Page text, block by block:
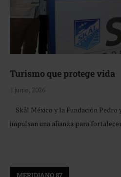
Turismo que protege vida
1 junio, 2026
Skål México y la Fundación Pedro
impulsan una alianza para
MERIDIANO 87